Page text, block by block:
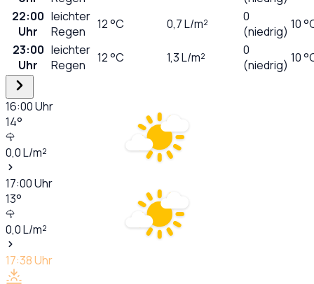
22:00
Uhr
leichter
Regen
12°C 0,7L/m²
0
(niedrig) 10
23:00
Uhr
leichter
Regen
12°C 1,3L/m²
0
(niedrig) 10
16:00Uhr
14°
0,0L/m²
17:00Uhr
13°
0,0L/m²
17:38Uhr